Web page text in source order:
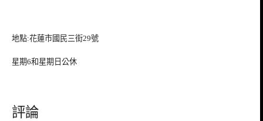
地點:花蓮市國民三街29號
星期6和星期日公休
評論